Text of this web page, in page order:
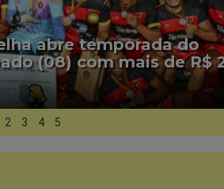
2 3 4 5
abre temporada do
(08) com mais de R$